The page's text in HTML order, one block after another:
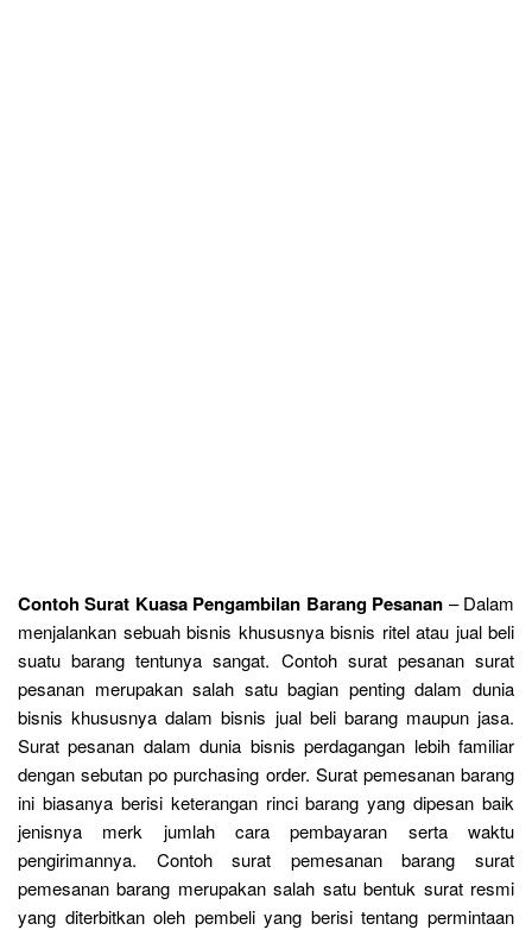
Contoh Surat Kuasa Pengambilan Barang Pesanan – Dalam
menjalankan sebuah bisnis khususnya bisnis ritel atau jual beli
suatu barang tentunya sangat. Contoh surat pesanan surat
pesanan merupakan salah satu bagian penting dalam dunia
bisnis khususnya dalam bisnis jual beli barang maupun jasa.
Surat pesanan dalam dunia bisnis perdagangan lebih familiar
dengan sebutan po purchasing order. Surat pemesanan barang
ini biasanya berisi keterangan rinci barang yang dipesan baik
jenisnya merk jumlah cara pembayaran serta waktu
pengirimannya. Contoh surat pemesanan barang surat
pemesanan barang merupakan salah satu bentuk surat resmi
yang diterbitkan oleh pembeli yang berisi tentang permintaan